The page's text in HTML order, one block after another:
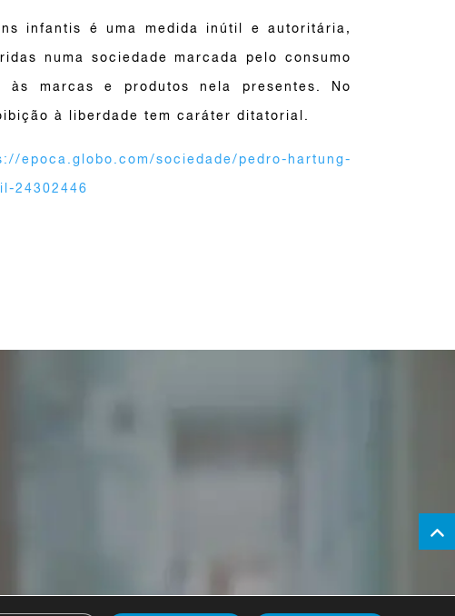
infantis é uma medida inútil e autoritária,
numa sociedade marcada pelo consumo
às marcas e produtos nela presentes. No
à liberdade tem caráter ditatorial.
epoca.globo.com/sociedade/pedro-hartung-
24302446